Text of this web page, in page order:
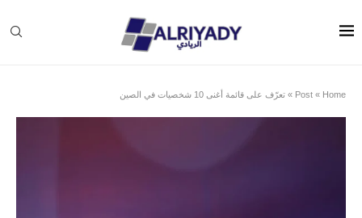
Home
»
Post
» تعرّف على قائمة أغنى 10 شخصيات في الصين